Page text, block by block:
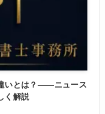
いとは？——ニュース
く解説